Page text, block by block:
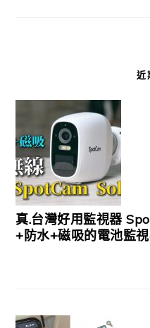
近
真.台灣好用監視器
+防水+磁吸的電池監